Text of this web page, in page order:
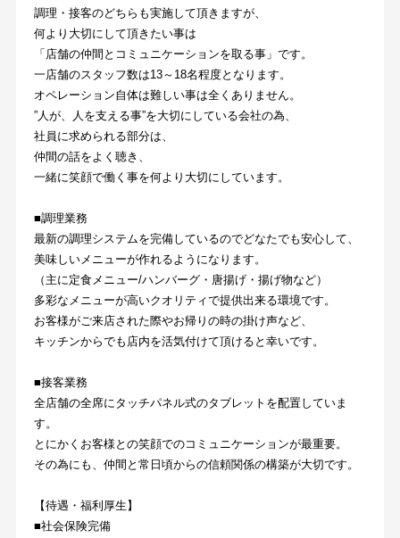
調理・接客のどちらも実施して頂きますが、
何より大切にして頂きたい事は
「店舗の仲間とコミュニケーションを取る事」です。
一店舗のスタッフ数は13～18名程度となります。
オペレーション自体は難しい事は全くありません。
”人が、人を支える事”を大切にしている会社の為、
社員に求められる部分は、
仲間の話をよく聴き、
一緒に笑顔で働く事を何より大切にしています。
■調理業務
最新の調理システムを完備しているのでどなたでも安心して、
美味しいメニューが作れるようになります。
（主に定食メニュー/ハンバーグ・唐揚げ・揚げ物など）
多彩なメニューが高いクオリティで提供出来る環境です。
お客様がご来店された際やお帰りの時の掛け声など、
キッチンからでも店内を活気付けて頂けると幸いです。
■接客業務
全店舗の全席にタッチパネル式のタブレットを配置していま
す。
とにかくお客様との笑顔でのコミュニケーションが最重要。
その為にも、仲間と常日頃からの信頼関係の構築が大切です。
【待遇・福利厚生】
■社会保険完備